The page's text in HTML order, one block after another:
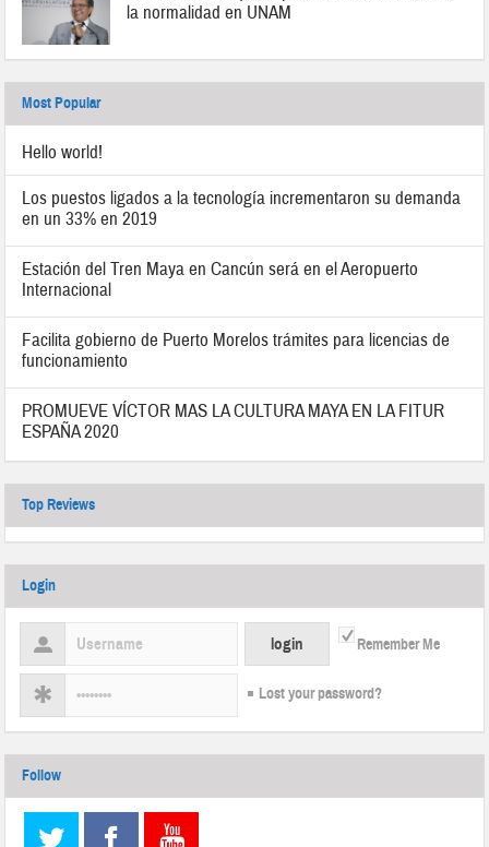
la normalidad en UNAM
Most Popular
Hello world!
Los puestos ligados a la tecnología incrementaron su demanda
en un 33% en 2019
Estación del Tren Maya en Cancún será en el Aeropuerto
Internacional
Facilita gobierno de Puerto Morelos trámites para licencias de
funcionamiento
PROMUEVE VÍCTOR MAS LA CULTURA MAYA EN LA FITUR
ESPAÑA 2020
Top Reviews
Login
Remember Me
Lost your password?
Follow